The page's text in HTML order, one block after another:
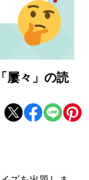
屢々」の読